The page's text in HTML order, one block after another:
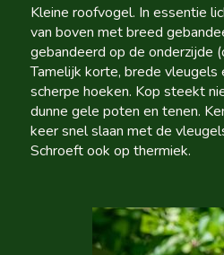
Kleine roofvogel. In essentie
van boven met breed
gebandeerd op de onderzijde
Tamelijk korte, brede
scherpe hoeken. Kop steekt
dunne gele poten en tenen.
keer snel slaan met de
Schroeft ook op thermiek.